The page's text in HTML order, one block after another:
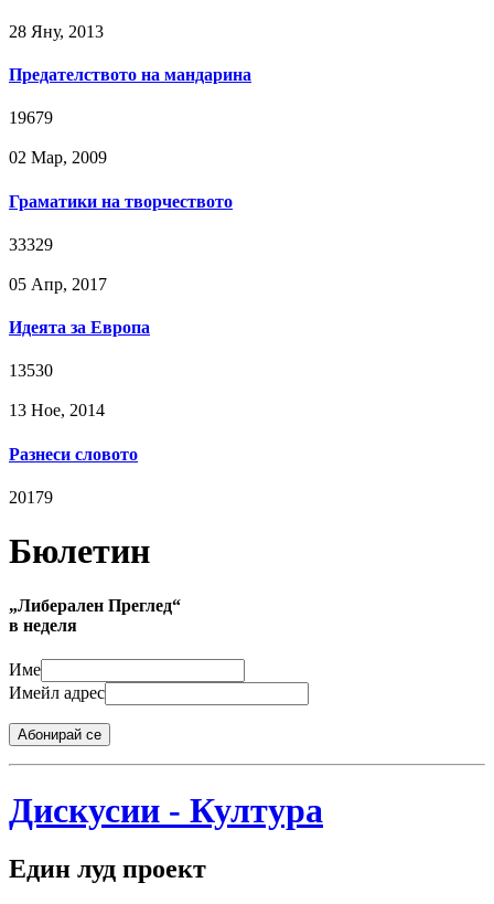
28 Яну, 2013
Предателството на мандарина
19679
02 Мар, 2009
Граматики на творчеството
33329
05 Апр, 2017
Идеята за Европа
13530
13 Ное, 2014
Разнеси словото
20179
Бюлетин
„Либерален Преглед“
в неделя
Име
Имейл адрес
Абонирай се
Дискусии - Култура
Един луд проект